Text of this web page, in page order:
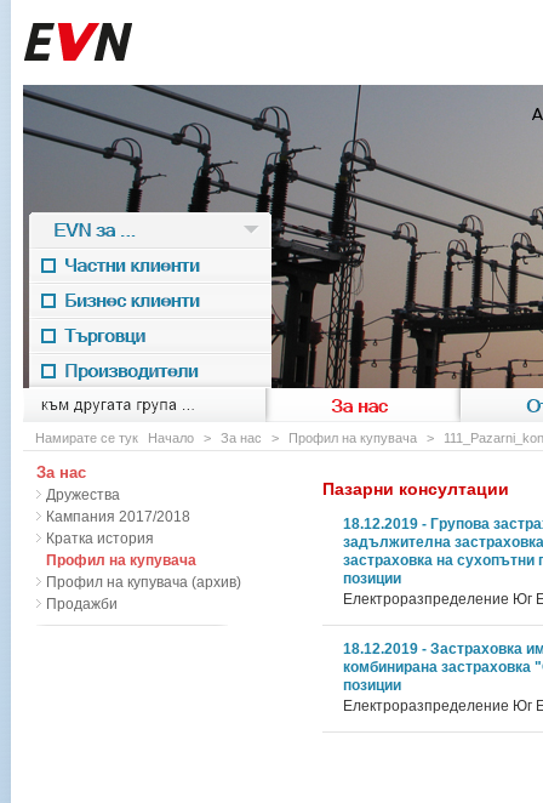
към другата група ... За нас
EVN for
EVN за ...
Частни клиенти
Бизнес клиенти
Търговци
Производители
Намирате се тук Начало > За нас > Профил на купувача >
Пазарни консултации
18.12.2019 - Групова
задължителна
застраховка на сухопътни
позиции
Електроразпределение Юг
18.12.2019 - Застраховка
комбинирана застраховка
позиции
Електроразпределение Юг
За нас
Дружества
Кампания 2017/2018
Кратка история
Профил на купувача
Профил на купувача (архив)
Продажби